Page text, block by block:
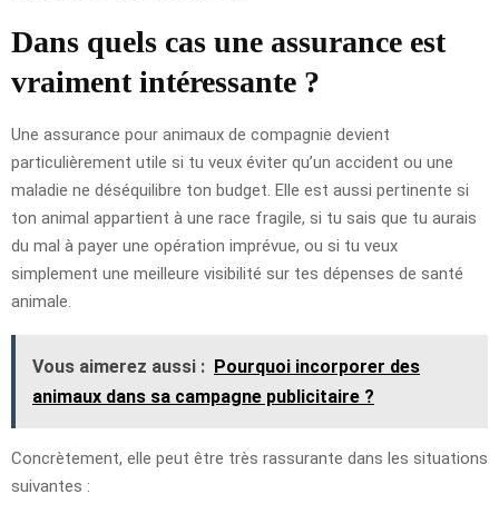
Dans quels cas une assurance est
vraiment intéressante ?
Une assurance pour animaux de compagnie devient
particulièrement utile si tu veux éviter qu’un accident ou une
maladie ne déséquilibre ton budget. Elle est aussi pertinente si
ton animal appartient à une race fragile, si tu sais que tu aurais
du mal à payer une opération imprévue, ou si tu veux
simplement une meilleure visibilité sur tes dépenses de santé
animale.
Vous aimerez aussi : Pourquoi incorporer des
animaux dans sa campagne publicitaire ?
Concrètement, elle peut être très rassurante dans les situations
suivantes :